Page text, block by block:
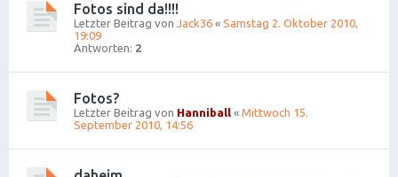
Fotos sind da!!!!
Letzter Beitrag von Jack36 « Samstag 2. Oktober 2010,
19:09
Antworten: 2
Fotos?
Letzter Beitrag von Hanniball « Mittwoch 15.
September 2010, 14:56